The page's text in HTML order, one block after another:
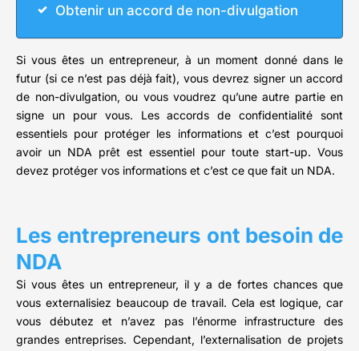
Obtenir un accord de non-divulgation
Si vous êtes un entrepreneur, à un moment donné dans le
futur (si ce n’est pas déjà fait), vous devrez signer un accord
de non-divulgation, ou vous voudrez qu’une autre partie en
signe un pour vous. Les accords de confidentialité sont
essentiels pour protéger les informations et c’est pourquoi
avoir un NDA prêt est essentiel pour toute start-up. Vous
devez protéger vos informations et c’est ce que fait un NDA.
Les entrepreneurs ont besoin de
NDA
Si vous êtes un entrepreneur, il y a de fortes chances que
vous externalisiez beaucoup de travail. Cela est logique, car
vous débutez et n’avez pas l’énorme infrastructure des
grandes entreprises. Cependant, l’externalisation de projets